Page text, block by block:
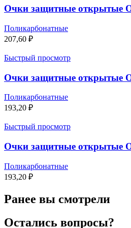
Очки защитные открытые
Поликарбонатные
207,60 ₽
Быстрый просмотр
Очки защитные открытые
Поликарбонатные
193,20 ₽
Быстрый просмотр
Очки защитные открытые
Поликарбонатные
193,20 ₽
Ранее вы смотрели
Остались вопросы?